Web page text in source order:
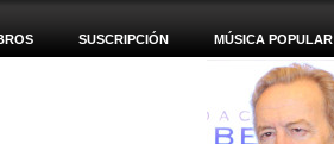
SUSCRIPCIÓN MÚSICA POPULAR